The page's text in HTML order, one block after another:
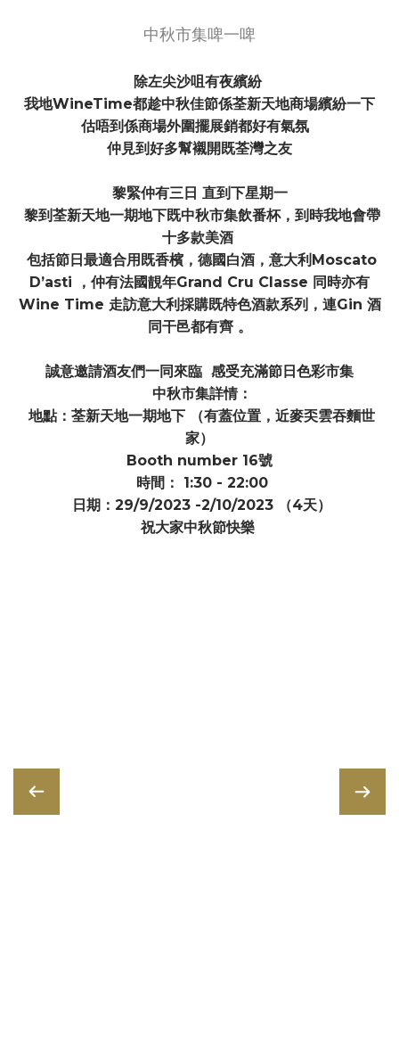
中秋市集啤一啤
除左尖沙咀有夜繽紛
我地WineTime都趁中秋佳節係荃新天地商場繽紛一下
估唔到係商場外圍擺展銷都好有氣氛
仲見到好多幫襯開既荃灣之友
黎緊仲有三日 直到下星期一
黎到荃新天地一期地下既中秋市集飲番杯，到時我地會帶
十多款美酒
包括節日最適合用既香檳，德國白酒，意大利Moscato
D’asti ，仲有法國靚年Grand Cru Classe 同時亦有
Wine Time 走訪意大利採購既特色酒款系列，連Gin 酒
同干邑都有齊 。
誠意邀請酒友們一同來臨 感受充滿節日色彩市集
中秋市集詳情：
地點：荃新天地一期地下 （有蓋位置，近麥奀雲吞麵世
家）
Booth number 16號
時間： 1:30 - 22:00
日期：29/9/2023 -2/10/2023 （4天）
祝大家中秋節快樂